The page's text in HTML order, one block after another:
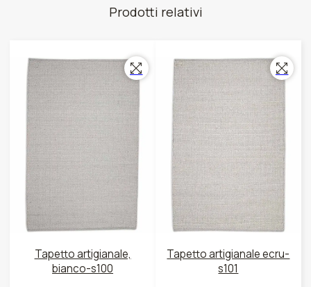
Prodotti relativi
Tapetto artigianale,
bianco-s100
Tapetto artigianale ecru-
s101